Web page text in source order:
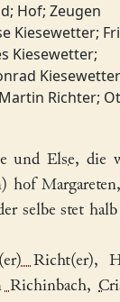
; Hof; Zeugen
Kiesewetter;
Kiesewetter;
Kiesewetter
Martin Richter;
undElse, die
hof Margareten
selbe stet
Richt(er),
Richinbach,